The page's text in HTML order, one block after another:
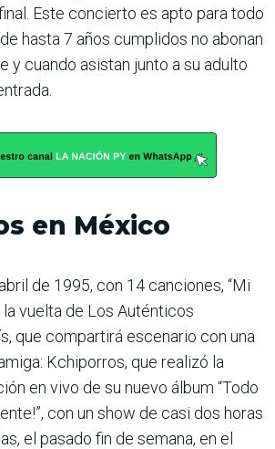
Este concierto es apto para todo
hasta 7 años cumplidos no abonan
y cuando asistan junto a su adulto
en México
de 1995, con 14 canciones, “Mi
vuelta de Los Auténticos
que compartirá escenario con una
Kchiporros, que realizó la
en vivo de su nuevo álbum “Todo
con un show de casi dos horas
el pasado fin de semana, en el